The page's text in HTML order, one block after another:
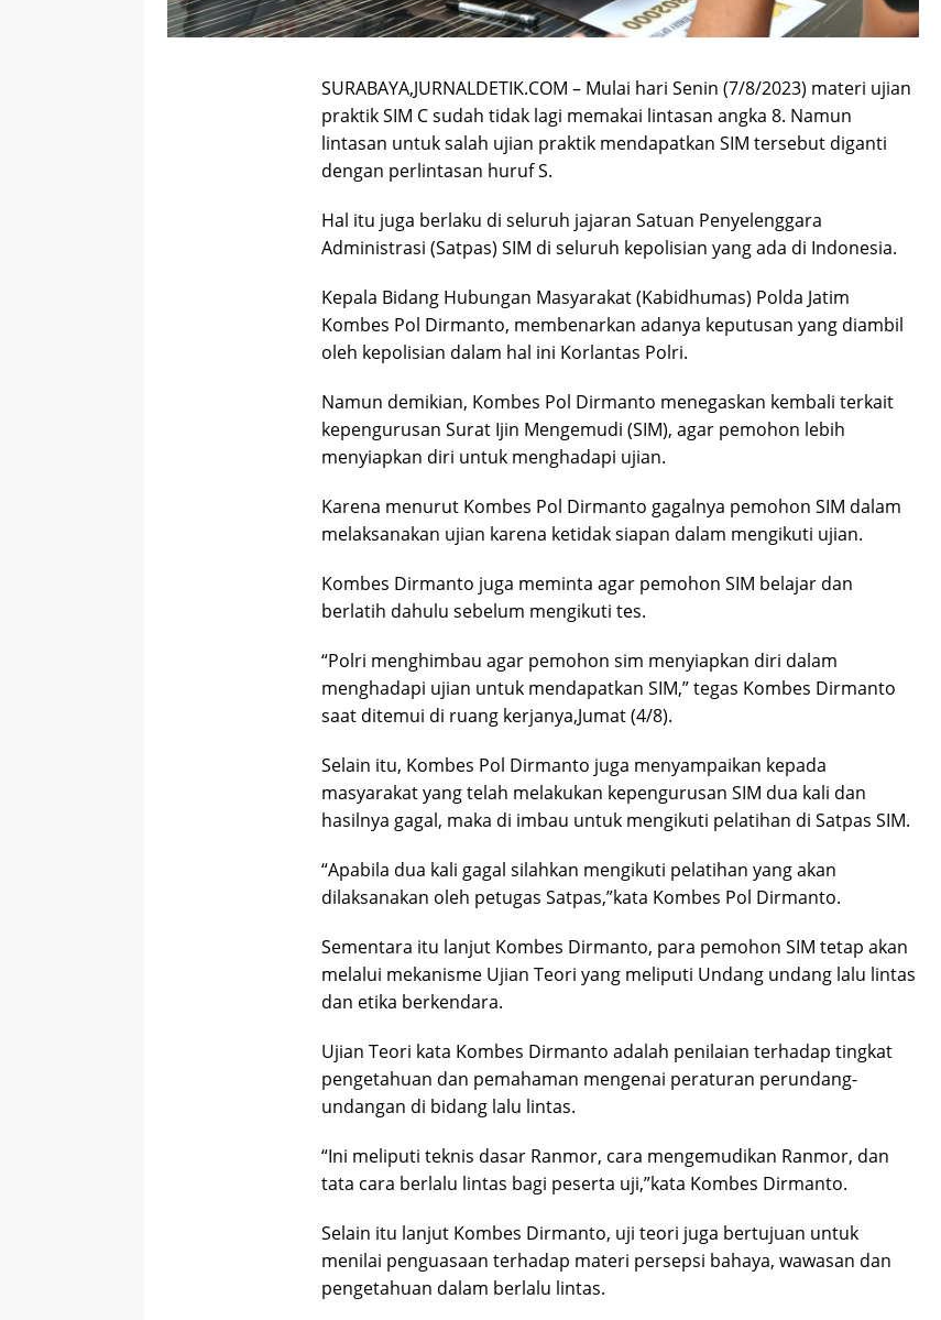
SURABAYA,JURNALDETIK.COM – Mulai hari Senin (7/8/2023) materi ujian
praktik SIM C sudah tidak lagi memakai lintasan angka 8. Namun
lintasan untuk salah ujian praktik mendapatkan SIM tersebut diganti
dengan perlintasan huruf S.
Hal itu juga berlaku di seluruh jajaran Satuan Penyelenggara
Administrasi (Satpas) SIM di seluruh kepolisian yang ada di Indonesia.
Kepala Bidang Hubungan Masyarakat (Kabidhumas) Polda Jatim
Kombes Pol Dirmanto, membenarkan adanya keputusan yang diambil
oleh kepolisian dalam hal ini Korlantas Polri.
Namun demikian, Kombes Pol Dirmanto menegaskan kembali terkait
kepengurusan Surat Ijin Mengemudi (SIM), agar pemohon lebih
menyiapkan diri untuk menghadapi ujian.
Karena menurut Kombes Pol Dirmanto gagalnya pemohon SIM dalam
melaksanakan ujian karena ketidak siapan dalam mengikuti ujian.
Kombes Dirmanto juga meminta agar pemohon SIM belajar dan
berlatih dahulu sebelum mengikuti tes.
“Polri menghimbau agar pemohon sim menyiapkan diri dalam
menghadapi ujian untuk mendapatkan SIM,” tegas Kombes Dirmanto
saat ditemui di ruang kerjanya,Jumat (4/8).
Selain itu, Kombes Pol Dirmanto juga menyampaikan kepada
masyarakat yang telah melakukan kepengurusan SIM dua kali dan
hasilnya gagal, maka di imbau untuk mengikuti pelatihan di Satpas SIM.
“Apabila dua kali gagal silahkan mengikuti pelatihan yang akan
dilaksanakan oleh petugas Satpas,”kata Kombes Pol Dirmanto.
Sementara itu lanjut Kombes Dirmanto, para pemohon SIM tetap akan
melalui mekanisme Ujian Teori yang meliputi Undang undang lalu lintas
dan etika berkendara.
Ujian Teori kata Kombes Dirmanto adalah penilaian terhadap tingkat
pengetahuan dan pemahaman mengenai peraturan perundang-
undangan di bidang lalu lintas.
“Ini meliputi teknis dasar Ranmor, cara mengemudikan Ranmor, dan
tata cara berlalu lintas bagi peserta uji,”kata Kombes Dirmanto.
Selain itu lanjut Kombes Dirmanto, uji teori juga bertujuan untuk
menilai penguasaan terhadap materi persepsi bahaya, wawasan dan
pengetahuan dalam berlalu lintas.